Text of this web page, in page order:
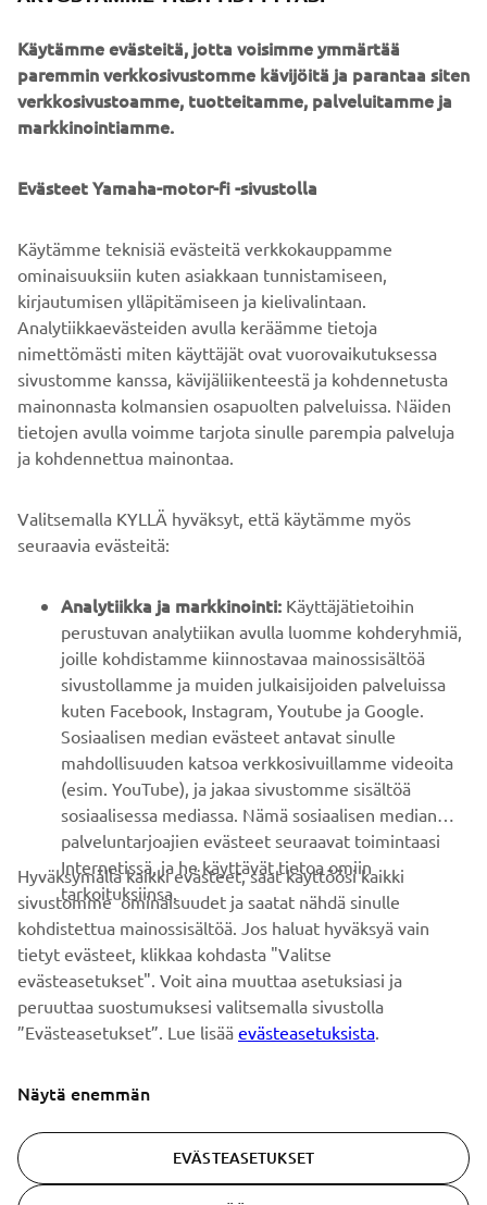
height
Seat
height
845 / 860 mm
clearance
Curb
weight
YRITYS
B2B
YAMAHA MUUALLA
ASIAKASTUKI
UUTISKIRJE
Ole ensimmäinen, joka kuulee uusimmista tarjouksista,
erikoistapahtumista, uusista julkaisuista ja paljon muuta...
TILAA
Lue tietosuojakäytäntömme saadaksesi tietää, miten
käsittelemme henkilötietojasi:
Tietosuoja ja evästeet -sivustolta
© Copyright - 2026 Yamaha Motor Europe N.V. - All Rights
Käytämme evästeitä, jotta voisimme ymmärtää
paremmin verkkosivustomme kävijöitä ja parantaa siten
verkkosivustoamme, tuotteitamme, palveluitamme ja
markkinointiamme.
Evästeet Yamaha-motor-fi -sivustolla
Käytämme teknisiä evästeitä verkkokauppamme
ominaisuuksiin kuten asiakkaan tunnistamiseen,
kirjautumisen ylläpitämiseen ja kielivalintaan.
Analytiikkaevästeiden avulla keräämme tietoja
nimettömästi miten käyttäjät ovat vuorovaikutuksessa
sivustomme kanssa, kävijäliikenteestä ja kohdennetusta
mainonnasta kolmansien osapuolten palveluissa. Näiden
tietojen avulla voimme tarjota sinulle parempia palveluja
ja kohdennettua mainontaa.
Valitsemalla KYLLÄ hyväksyt, että käytämme myös
seuraavia evästeitä:
Analytiikka ja markkinointi: Käyttäjätietoihin
perustuvan analytiikan avulla luomme kohderyhmiä,
joille kohdistamme kiinnostavaa mainossisältöä
sivustollamme ja muiden julkaisijoiden palveluissa
kuten Facebook, Instagram, Youtube ja Google.
Sosiaalisen median evästeet antavat sinulle
mahdollisuuden katsoa verkkosivuillamme videoita
(esim. YouTube), ja jakaa sivustomme sisältöä
sosiaalisessa mediassa. Nämä sosiaalisen median
palveluntarjoajien evästeet seuraavat toimintaasi
Internetissä, ja he käyttävät tietoa omiin
tarkoituksiinsa.
Hyväksymällä kaikki evästeet, saat käyttöösi kaikki
sivustomme ominaisuudet ja saatat nähdä sinulle
kohdistettua mainossisältöä. Jos haluat hyväksyä vain
tietyt evästeet, klikkaa kohdasta "Valitse
evästeasetukset". Voit aina muuttaa asetuksiasi ja
peruuttaa suostumuksesi valitsemalla sivustolla
”Evästeasetukset”. Lue lisää evästeasetuksista.
Näytä enemmän
EVÄSTEASETUKSET